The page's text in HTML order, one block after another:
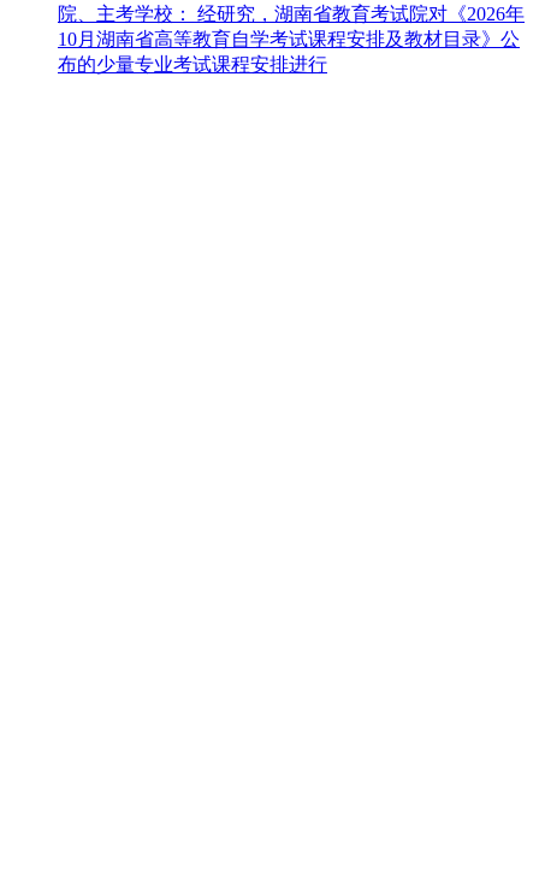
院、主考学校： 经研究，湖南省教育考试院对《2026年
10月湖南省高等教育自学考试课程安排及教材目录》公
布的少量专业考试课程安排进行